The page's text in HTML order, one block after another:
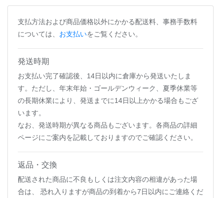
支払方法および商品価格以外にかかる配送料、事務手数料
については、 お支払いをご覧ください。
発送時期
お支払い完了確認後、14日以内に倉庫から発送いたしま
す。ただし、年末年始・ゴールデンウィーク、夏季休業等
の長期休業により、発送までに14日以上かかる場合もござ
います。
なお、発送時期が異なる商品もございます。各商品の詳細
ページにご案内を記載しておりますのでご確認ください。
返品・交換
配送された商品に不良もしくは注文内容の相違があった場
合は、 恐れ入りますが商品の到着から7日以内にご連絡くだ